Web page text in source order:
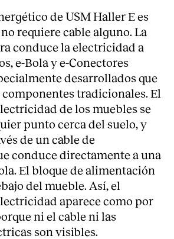
de USM Haller E es
requiere cable alguno. La
conduce la electricidad a
e-Bola y e-Conectores
desarrollados que
tradicionales. El
de los muebles se
punto cerca del suelo, y
de un cable de
conduce directamente a una
El bloque de alimentación
del mueble. Así, el
aparece como por
ni el cable ni las
son visibles.